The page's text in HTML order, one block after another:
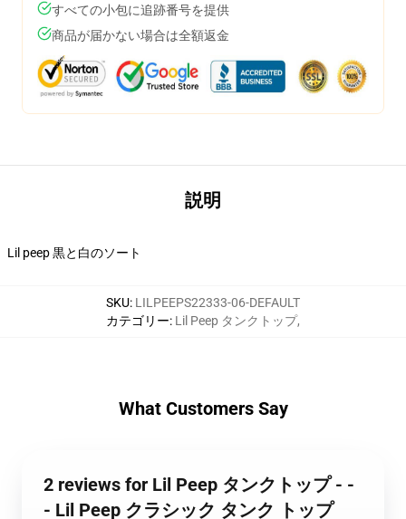
すべての小包に追跡番号を提供
商品が届かない場合は全額返金
説明
Lil peep 黒と白のソート
SKU: LILPEEPS22333-06-DEFAULT
カテゴリー: Lil Peep タンクトップ,
What Customers Say
2 reviews for Lil Peep タンクトップ - -
- Lil Peep クラシック タンク トップ